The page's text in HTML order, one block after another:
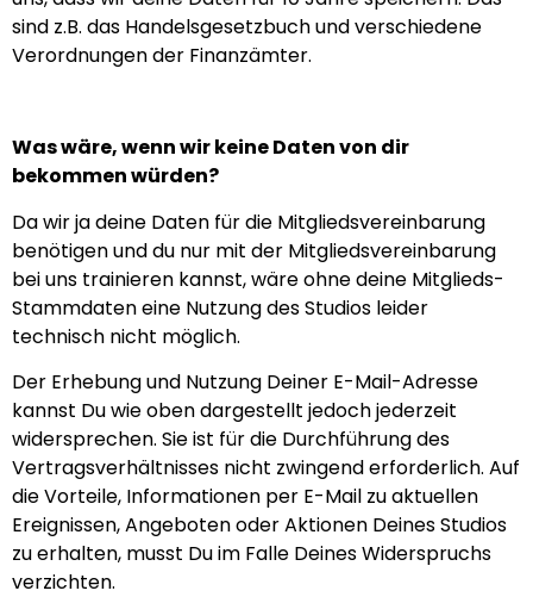
sind z.B. das Handelsgesetzbuch und verschiedene
Verordnungen der Finanzämter.
Was wäre, wenn wir keine Daten von dir
bekommen würden?
Da wir ja deine Daten für die Mitgliedsvereinbarung
benötigen und du nur mit der Mitgliedsvereinbarung
bei uns trainieren kannst, wäre ohne deine Mitglieds-
Stammdaten eine Nutzung des Studios leider
technisch nicht möglich.
Der Erhebung und Nutzung Deiner E-Mail-Adresse
kannst Du wie oben dargestellt jedoch jederzeit
widersprechen. Sie ist für die Durchführung des
Vertragsverhältnisses nicht zwingend erforderlich. Auf
die Vorteile, Informationen per E-Mail zu aktuellen
Ereignissen, Angeboten oder Aktionen Deines Studios
zu erhalten, musst Du im Falle Deines Widerspruchs
verzichten.